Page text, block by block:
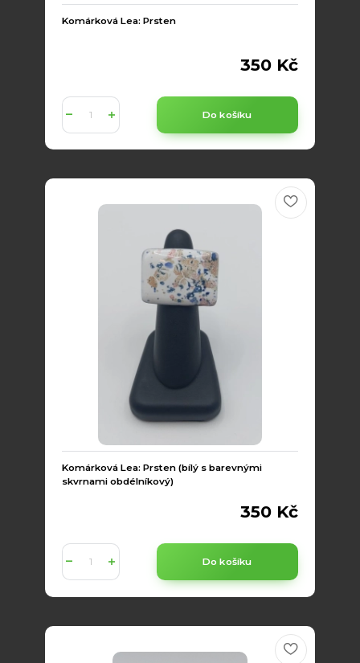
Komárková Lea: Prsten
350 Kč
Do košíku
Komárková Lea: Prsten (bílý s barevnými
skvrnami obdélníkový)
350 Kč
Do košíku